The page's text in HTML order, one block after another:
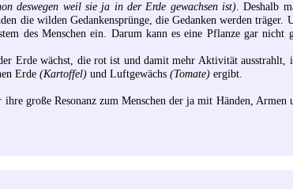
deswegen weil sie ja in der Erde gewachsen ist). Deshalb
die wilden Gedankensprünge, die Gedanken werden träger.
des Menschen ein. Darum kann es eine Pflanze gar nicht
Erde wächst, die rot ist und damit mehr Aktivität ausstrahlt,
Erde (Kartoffel) und Luftgewächs (Tomate) ergibt.
große Resonanz zum Menschen der ja mit Händen, Armen